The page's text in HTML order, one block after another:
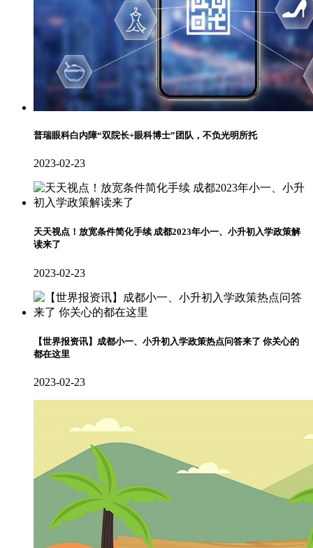
普瑞眼科白内障“双院长+眼科博士”团队，不负光明所托
2023-02-23
天天视点！放宽条件简化手续 成都2023年小一、小升初入学政策解
读来了
2023-02-23
【世界报资讯】成都小一、小升初入学政策热点问答来了 你关心的
都在这里
2023-02-23